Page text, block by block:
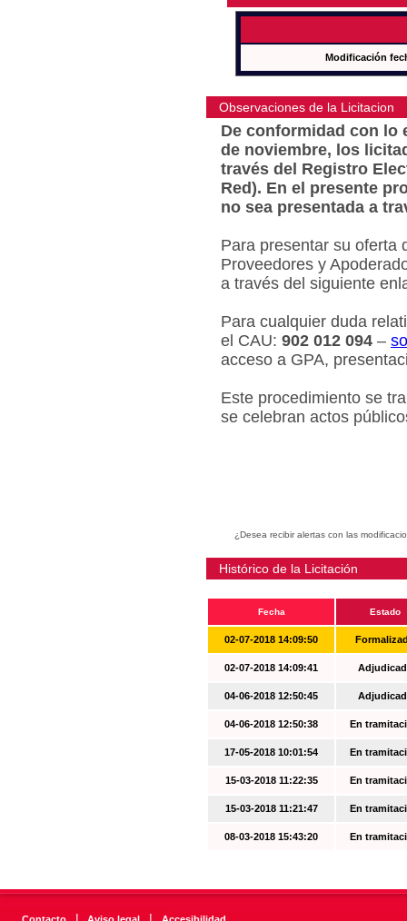
Modificación
Observaciones de la Licitacion
De conformidad con lo
de noviembre, los
través del Registro
Red). En el presente
no sea presentada a
Para presentar su oferta
Proveedores y
a través del siguiente
Para cualquier duda
el CAU: 902 012 094 –
acceso a GPA,
Este procedimiento se
se celebran actos
¿Desea recibir alertas con las
Histórico de la Licitación
Fecha Estado
02-07-2018 14:09:50
02-07-2018 14:09:41
04-06-2018 12:50:45
04-06-2018 12:50:38 En
17-05-2018 10:01:54 En
15-03-2018 11:22:35 En
15-03-2018 11:21:47 En
08-03-2018 15:43:20 En